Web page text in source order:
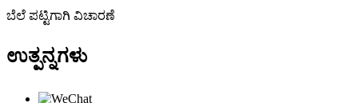
ಬೆಲೆ ಪಟ್ಟಿಗಾಗಿ ವಿಚಾರಣೆ
ಉತ್ಪನ್ನಗಳು